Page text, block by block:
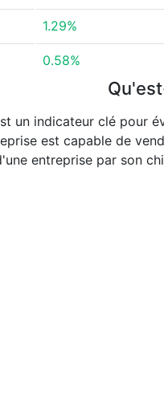
1.29%
0.58%
un indicateur clé pour
est capable de
entreprise par son